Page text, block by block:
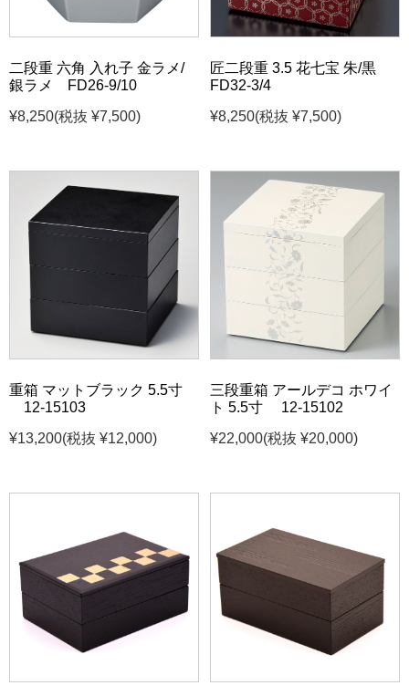
二段重 六角 入れ子 金ラメ/
銀ラメ FD26-9/10
¥8,250(税抜 ¥7,500)
匠二段重 3.5 花七宝 朱/黒
FD32-3/4
¥8,250(税抜 ¥7,500)
重箱 マットブラック 5.5寸
12-15103
¥13,200(税抜 ¥12,000)
三段重箱 アールデコ ホワイ
ト 5.5寸 12-15102
¥22,000(税抜 ¥20,000)